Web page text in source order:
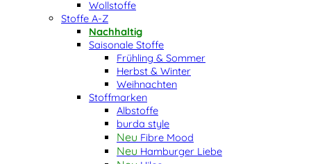
Wollstoffe
Stoffe A-Z
Nachhaltig
Saisonale Stoffe
Frühling & Sommer
Herbst & Winter
Weihnachten
Stoffmarken
Albstoffe
burda style
Fibre Mood
Hamburger Liebe